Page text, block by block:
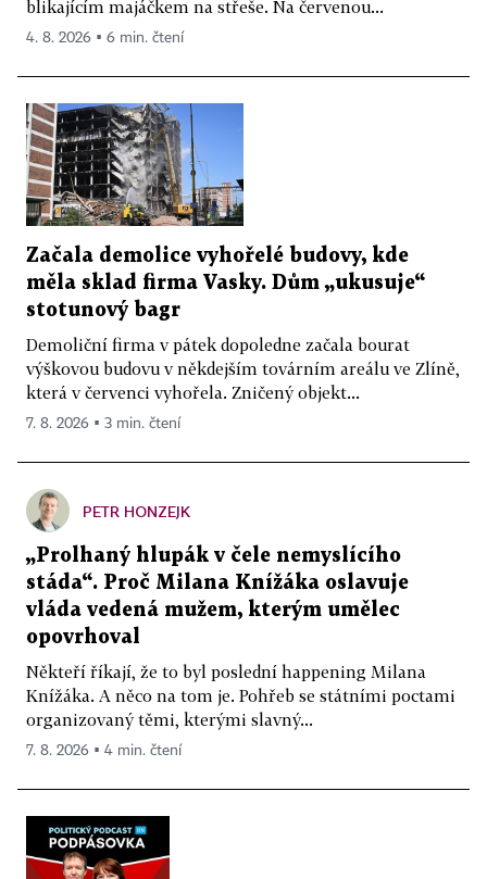
blikajícím majáčkem na střeše. Na červenou...
4. 8. 2026 ▪ 6 min. čtení
Začala demolice vyhořelé budovy, kde
měla sklad firma Vasky. Dům „ukusuje“
stotunový bagr
Demoliční firma v pátek dopoledne začala bourat
výškovou budovu v někdejším továrním areálu ve Zlíně,
která v červenci vyhořela. Zničený objekt...
7. 8. 2026 ▪ 3 min. čtení
PETR HONZEJK
„Prolhaný hlupák v čele nemyslícího
stáda“. Proč Milana Knížáka oslavuje
vláda vedená mužem, kterým umělec
opovrhoval
Někteří říkají, že to byl poslední happening Milana
Knížáka. A něco na tom je. Pohřeb se státními poctami
organizovaný těmi, kterými slavný...
7. 8. 2026 ▪ 4 min. čtení